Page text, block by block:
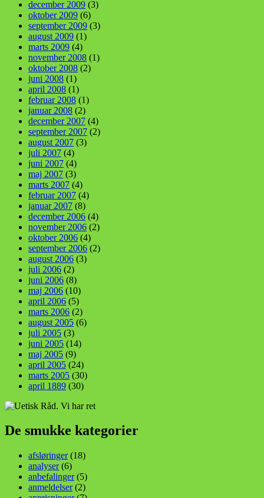
december 2009 (3)
oktober 2009 (6)
september 2009 (3)
august 2009 (1)
marts 2009 (4)
november 2008 (1)
oktober 2008 (2)
juni 2008 (1)
april 2008 (1)
februar 2008 (1)
januar 2008 (2)
december 2007 (4)
september 2007 (2)
august 2007 (3)
juli 2007 (4)
juni 2007 (4)
maj 2007 (3)
marts 2007 (4)
februar 2007 (4)
januar 2007 (8)
december 2006 (4)
november 2006 (2)
oktober 2006 (4)
september 2006 (2)
august 2006 (3)
juli 2006 (2)
juni 2006 (8)
maj 2006 (10)
april 2006 (5)
marts 2006 (2)
august 2005 (6)
juli 2005 (3)
juni 2005 (14)
maj 2005 (9)
april 2005 (24)
marts 2005 (30)
april 1889 (30)
De smukke kategorier
afsløringer(18)
analyser(6)
anbefalinger(5)
anmeldelser(2)